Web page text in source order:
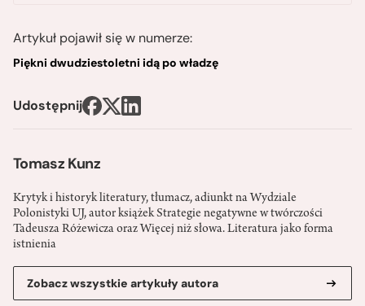
Tomasz Kunz
Krytyk i historyk literatury, tłumacz, adiunkt na Wydziale
Polonistyki UJ, autor książek Strategie negatywne w twórczości
Tadeusza Różewicza oraz Więcej niż słowa. Literatura jako forma
istnienia
Zobacz wszystkie artykuły autora
Artykuł pojawił się w numerze:
Piękni dwudziestoletni idą po władzę
Udostępnij